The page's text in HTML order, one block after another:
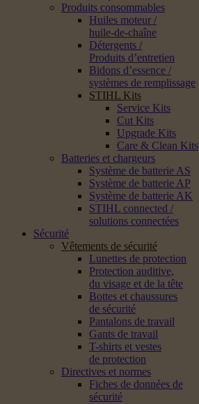
Produits consommables
Huiles moteur /
huile-de-chaîne
Détergents /
Produits d’entretien
Bidons d’essence /
systèmes de remplissage
STIHL Kits
Service Kits
Cut Kits
Upgrade Kits
Care & Clean Kits
Batteries et chargeurs
Système de batterie AS
Système de batterie AP
Système de batterie AK
STIHL connected /
solutions connectées
Sécurité
Vêtements de sécurité
Lunettes de protection
Protection auditive,
du visage et de la tête
Bottes et chaussures
de sécurité
Pantalons de travail
Gants de travail
T-shirts et vestes
de protection
Directives et normes
Fiches de données de
sécurité